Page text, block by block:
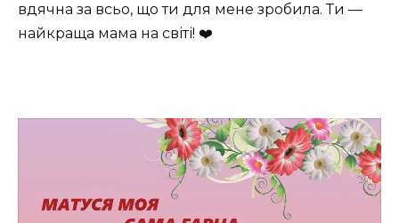
вдячна за всьо, що ти для мене зробила. Ти —
найкраща мама на світі! ❤️